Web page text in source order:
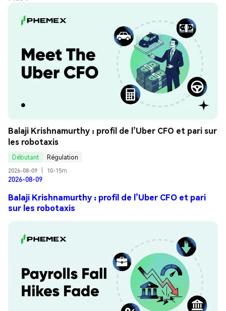
Balaji Krishnamurthy : profil de l’Uber CFO et pari sur
les robotaxis
Débutant
Régulation
2026-08-09
10-15m
2026-08-09
Balaji Krishnamurthy : profil de l’Uber CFO et pari
sur les robotaxis